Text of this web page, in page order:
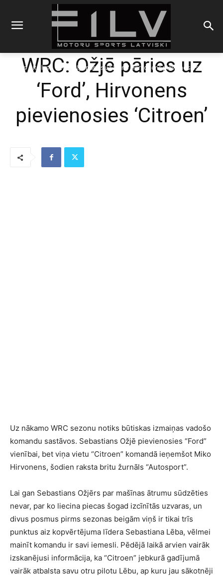
Sākums Rallijs
WRC: Ožjē pāries uz 'Ford', Hirvonens pievienosies
WRC: Ožjē pāries uz
‘Ford’, Hirvonens
pievienosies ‘Citroen’
Uz nākamo WRC sezonu notiks būtiskas izmaiņas vadošo
komandu sastāvos. Sebastians Ožjē pievienosies “Ford”
vienībai, bet viņa vietu “Citroen” komandā ieņemšot Miko
Hirvonens, šodien raksta britu žurnāls “Autosport”.
Lai gan Sebastians Ožjērs par mašīnas ātrumu sūdzēties
nevar, par ko liecina piecas šogad izcīnītās uzvaras, un
divus posmus pirms sezonas beigām viņš ir tikai trīs
punktus aiz kopvērtējuma līdera Sebastiana Lēba, vēlmei
mainīt komandu ir savi iemesli. Pēdējā laikā arvien vairāk
izskanējusi informācija, ka “Citroen” jebkurā gadījumā
vairāk atbalsta savu otru pilotu Lēbu, ap kuru jau sākotnēji